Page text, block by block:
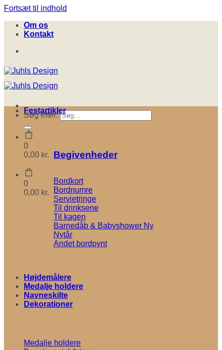
Fortsæt til indhold
Om os
Kontakt
Søg efter:
0
0,00 kr.
0
0,00 kr.
Festartikler
Begivenheder
Bordkort
Bordnumre
Servietringe
Til drinksene
Til kagen
Barnedåb & Babyshower
Nytår
Andet bordpynt
Højdemålere
Medalje holdere
Navneskilte
Dekorationer
Medalje holdere